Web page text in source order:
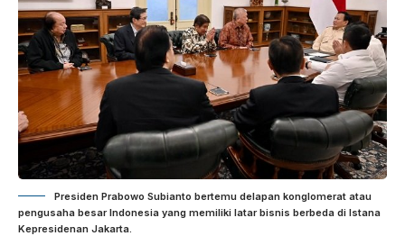
Presiden Prabowo Subianto bertemu delapan konglomerat atau
pengusaha besar Indonesia yang memiliki latar bisnis berbeda di Istana
Kepresidenan Jakarta.